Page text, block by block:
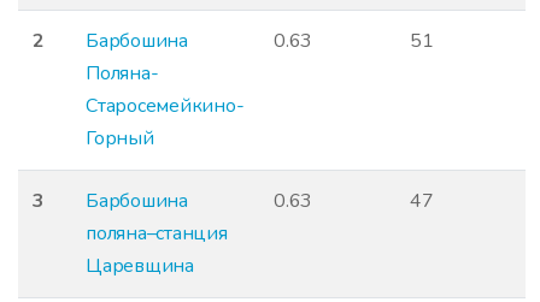
2
Барбошина
Поляна-
Старосемейкино-
Горный
0.63 51
3
Барбошина
поляна–станция
Царевщина
0.63 47